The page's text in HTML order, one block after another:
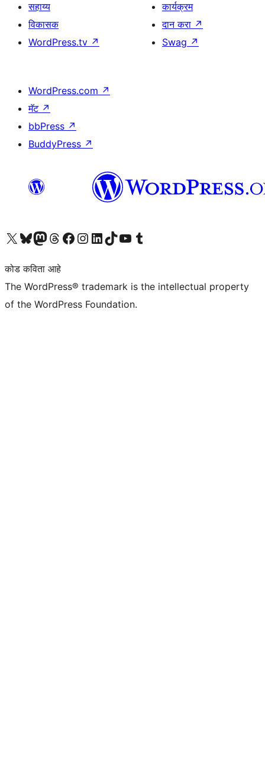
सहाय्य
विकासक
WordPress.tv ↗
कार्यक्रम
दान करा ↗
Swag ↗
WordPress.com ↗
मॅट ↗
bbPress ↗
BuddyPress ↗
आमच्या X (एक्स) (पूर्वीचे ट्विटर) खात्याला भेट द्या आमच्या ब्लूस्की खात्याला भेट द्या.आमच्या Mastodon खात्याला भेट द्या.आमच्या थ्रेड्स खात्याला भेट द्या. आमच्या फेसबुक पेजला भेट द्या आमच्या इंस्टाग्राम खात्याला भेट द्या आमच्या लिंक्डइन खात्याला भेट द्या आमच्या टिकटॉक अकाउंटला भेट द्या.आमच्या यूट्यूब चॅनेलला भेट द्या आमच्या टंबलर खात्याला भेट द्या.
कोड कविता आहे
The WordPress® trademark is the intellectual property
of the WordPress Foundation.